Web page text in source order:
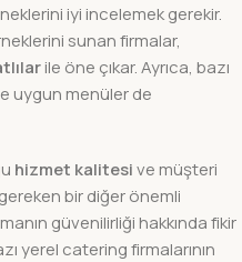
iyi incelemek gerekir.
sunan firmalar,
ile öne çıkar. Ayrıca, bazı
uygun menüler de
hizmet kalitesive müşteri
bir diğer önemli
güvenilirliği hakkında fikir
yerel catering firmalarının